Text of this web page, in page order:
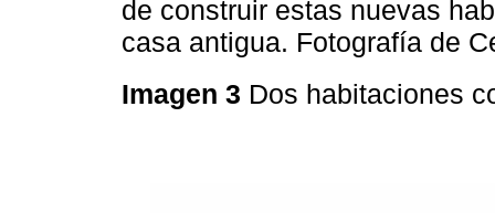
de construir estas nuevas
casa antigua. Fotografía de
Imagen 3 Dos habitaciones